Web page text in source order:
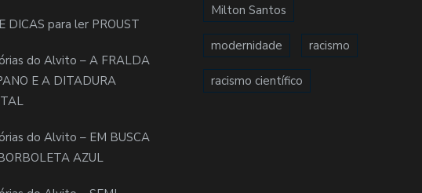
DICAS para ler PROUST
do Alvito – A FRALDA
E A DITADURA
do Alvito – EM BUSCA
AZUL
Milton Santos
modernidade racismo
racismo científico